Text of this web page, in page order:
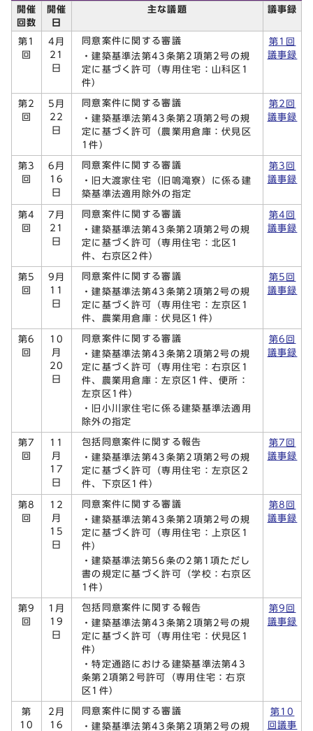
開催
回数
開催
日
主な議題 議事録
第1
回
4月
21
日
同意案件に関する審議
・建築基準法第43条第2項第2号の規
定に基づく許可（専用住宅：山科区1
件）
第1回
議事録
第2
回
5月
22
日
同意案件に関する審議
・建築基準法第43条第2項第2号の規
定に基づく許可（農業用倉庫：伏見区
1件）
第2回
議事録
第3
回
6月
16
日
同意案件に関する審議
・旧大渡家住宅（旧鳴滝寮）に係る建
築基準法適用除外の指定
第3回
議事録
第4
回
7月
21
日
同意案件に関する審議
・建築基準法第43条第2項第2号の規
定に基づく許可（専用住宅：北区1
件、右京区2件）
第4回
議事録
第5
回
9月
11
日
同意案件に関する審議
・建築基準法第43条第2項第2号の規
定に基づく許可（専用住宅：左京区1
件、農業用倉庫：伏見区1件）
第5回
議事録
第6
回
10
月
20
日
同意案件に関する審議
・建築基準法第43条第2項第2号の規
定に基づく許可（専用住宅：右京区1
件、農業用倉庫：左京区1件、便所：
左京区1件）
・旧小川家住宅に係る建築基準法適用
除外の指定
第6回
議事録
第7
回
11
月
17
日
包括同意案件に関する報告
・建築基準法第43条第2項第2号の規
定に基づく許可（専用住宅：左京区2
件、下京区1件）
第7回
議事録
第8
回
12
月
15
日
同意案件に関する審議
・建築基準法第43条第2項第2号の規
定に基づく許可（専用住宅：上京区1
件）
・建築基準法第56条の2第1項ただし
書の規定に基づく許可（学校：右京区
1件）
第8回
議事録
第9
回
1月
19
日
包括同意案件に関する報告
・建築基準法第43条第2項第2号の規
定に基づく許可（専用住宅：伏見区1
件）
・特定通路における建築基準法第43
条第2項第2号許可（専用住宅：右京
区1件）
第9回
議事録
第
10
2月
16
同意案件に関する審議
・建築基準法第43条第2項第2号の規
第10
回議事